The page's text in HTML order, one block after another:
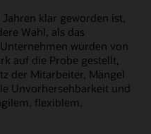
klar geworden ist,
Wahl, als das
wurden von
auf die Probe gestellt,
der Mitarbeiter, Mängel
Unvorhersehbarkeit und
flexiblem,